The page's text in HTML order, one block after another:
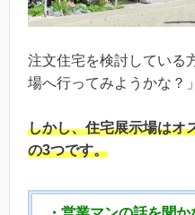
注文住宅を検討している
場へ行ってみようかな？
しかし、住宅展示場はオ
の3つです。